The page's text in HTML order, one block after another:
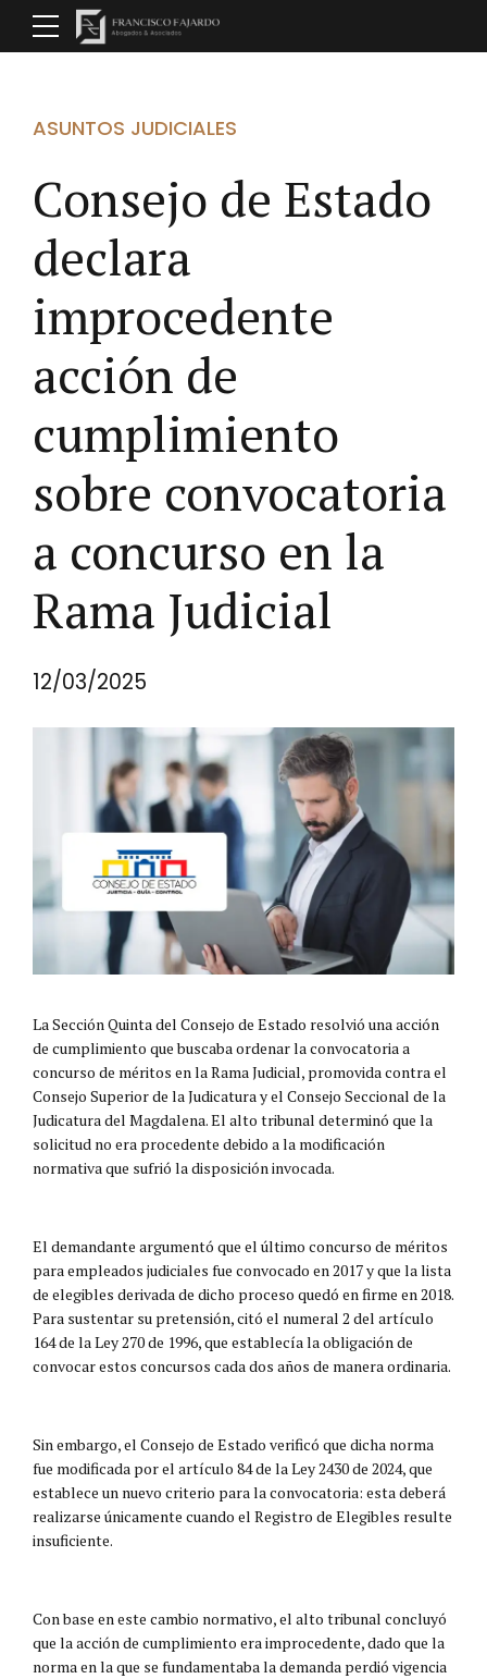
ASUNTOS JUDICIALES
Consejo de Estado
declara
improcedente
acción de
cumplimiento
sobre convocatoria
a concurso en la
Rama Judicial
12/03/2025
La Sección Quinta del Consejo de Estado resolvió una acción
de cumplimiento que buscaba ordenar la convocatoria a
concurso de méritos en la Rama Judicial, promovida contra el
Consejo Superior de la Judicatura y el Consejo Seccional de la
Judicatura del Magdalena. El alto tribunal determinó que la
solicitud no era procedente debido a la modificación
normativa que sufrió la disposición invocada.
El demandante argumentó que el último concurso de méritos
para empleados judiciales fue convocado en 2017 y que la lista
de elegibles derivada de dicho proceso quedó en firme en 2018.
Para sustentar su pretensión, citó el numeral 2 del artículo
164 de la Ley 270 de 1996, que establecía la obligación de
convocar estos concursos cada dos años de manera ordinaria.
Sin embargo, el Consejo de Estado verificó que dicha norma
fue modificada por el artículo 84 de la Ley 2430 de 2024, que
establece un nuevo criterio para la convocatoria: esta deberá
realizarse únicamente cuando el Registro de Elegibles resulte
insuficiente.
Con base en este cambio normativo, el alto tribunal concluyó
que la acción de cumplimiento era improcedente, dado que la
norma en la que se fundamentaba la demanda perdió vigencia